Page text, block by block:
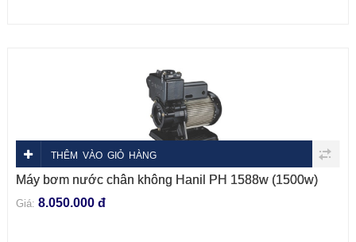
THÊM VÀO GIỎ HÀNG
Máy bơm nước chân không Hanil PH 1588w (1500w)
Giá: 8.050.000 đ